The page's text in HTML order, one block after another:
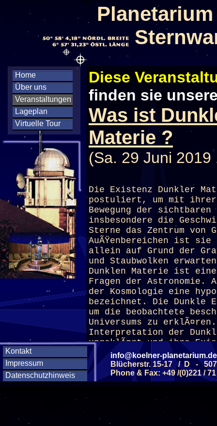
Home
Über uns
Veranstaltungen
Lageplan
Virtuelle Tour
Kontakt
Impressum
Datenschutzhinweis
Diese
finden sie
Was ist
Materie ?
(Sa. 29 Juni 2019
Die Existenz Dunkler
postuliert, um mit
Bewegung der
insbesondere die
Sterne das Zentrum von
AuÃŸenbereichen ist
allein auf Grund der
und Staubwolken
Dunklen Materie ist
Fragen der Astronomie.
der Kosmologie eine
bezeichnet. Die Dunkle
um die beobachtete
Universums zu
Interpretation der
ungeklÃ¤rt und ihre
nicht nachgewiesen.
Materie und Dunkle
Vortrag deutlich
(für Kinder nicht
info@koelner-planetarium.de
Blücherstr. 15-17 / D -
Phone & Fax: +49 /(0)221 /